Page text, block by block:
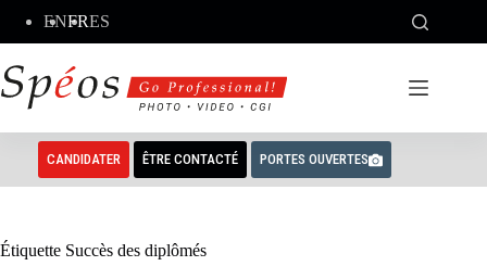
contenu
ENFRES
CANDIDATER ÊTRE CONTACTÉ PORTES OUVERTES
Étiquette Succès des diplômés